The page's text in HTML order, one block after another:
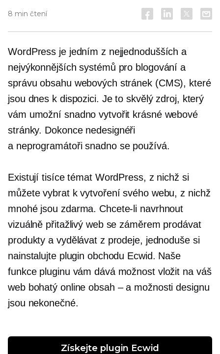
8 min čtení
WordPress je jedním z nejjednodušších a
nejvýkonnějších systémů pro blogování a
správu obsahu webových stránek (CMS), které
jsou dnes k dispozici. Je to skvělý zdroj, který
vám umožní snadno vytvořit krásné webové
stránky. Dokonce nedesignéři
a neprogramátořisnadno se používá.
Existují tisíce témat WordPress, z nichž si
můžete vybrat k vytvoření svého webu, z nichž
mnohé jsou zdarma. Chcete-li navrhnout
vizuálně přitažlivý web se záměrem prodávat
produkty a vydělávat z prodeje, jednoduše si
nainstalujte plugin obchodu Ecwid. Naše
funkce pluginu vám dává možnost vložit na váš
web bohatý online obsah – a možnosti designu
jsou nekonečné.
Získejte plugin Ecwid